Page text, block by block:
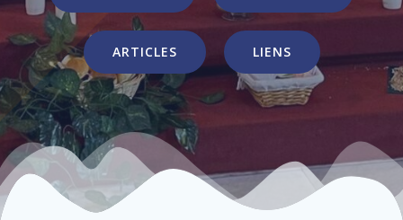
ARTICLES LIENS